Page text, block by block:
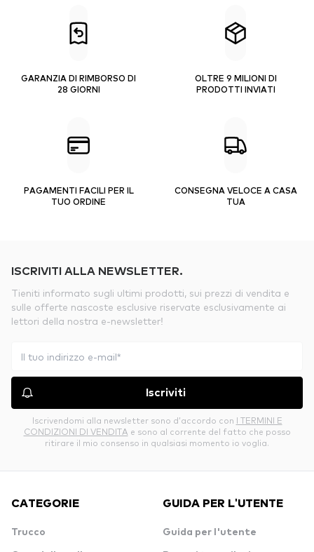
GARANZIA DI RIMBORSO DI
28 GIORNI
OLTRE 9 MILIONI DI
PRODOTTI INVIATI
PAGAMENTI FACILI PER IL
TUO ORDINE
CONSEGNA VELOCE A CASA
TUA
ISCRIVITI ALLA NEWSLETTER.
Tieniti informato sugli ultimi prodotti, sui prezzi di vendita e
sulle offerte nascoste esclusive riservate esclusivamente ai
lettori della nostra e-newsletter!
Iscriviti
Iscrivendomi alla newsletter sono d’accordo con I TERMINI E
CONDIZIONI DI VENDITA e sono al corrente del fatto che posso
ritirare il mio consenso in qualsiasi momento io voglia.
CATEGORIE
Trucco
GUIDA PER L'UTENTE
Guida per l'utente